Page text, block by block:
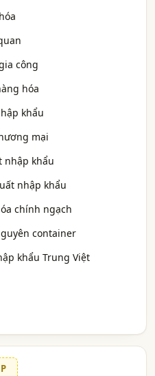
công
hóa
khẩu
mại
nhập khẩu
nhập khẩu
chính ngạch
container
khẩu Trung Việt